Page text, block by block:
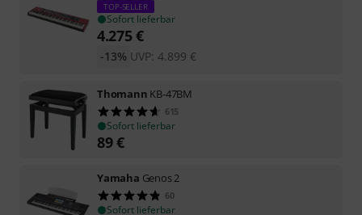
TOP-SELLER
Sofort lieferbar
4.275€
UVP: 4.899 €
-13%
Thomann KB-47BM
615
Sofort lieferbar
89€
Yamaha Genos 2
60
Sofort lieferbar